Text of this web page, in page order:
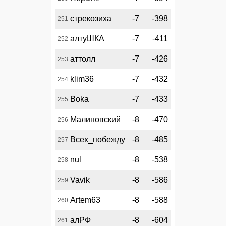
251 стрекозиха -7 -398
252 алтуШКА -7 -411
253 аттолл -7 -426
254 klim36 -7 -432
255 Boka -7 -433
256 Малиновский -8 -470
257 Всех_побежду -8 -485
258 nul -8 -538
259 Vavik -8 -586
260 Artem63 -8 -588
261 алРФ -8 -604